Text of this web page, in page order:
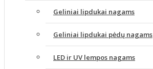
Geliniai lipdukai nagams
Geliniai lipdukai pėdų nagams
LED ir UV lempos nagams